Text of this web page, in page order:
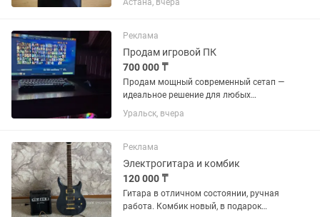
(1080 times 2460\)), 120 Гц.Процессор:
ядер, частота до...
Астана, вчера
Реклама
Продам игровой ПК
700 000 ₸
Продам мощный современный сетап —
идеальное решение для любых
тяжелых игр на ультра-настройках
(Cyberpunk 2077, CS2, Dota 2, GTA V),
3D. Всё железо свежее,...
Уральск, вчера
Реклама
Электрогитара и комбик
120 000 ₸
Гитара в отличном состоянии, ручная
работа. Комбик новый, в подарок